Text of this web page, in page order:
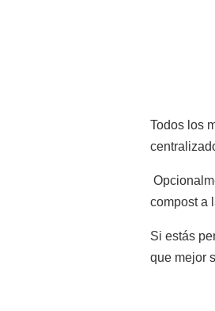
Todos los
compost a
Si estás
que mejor